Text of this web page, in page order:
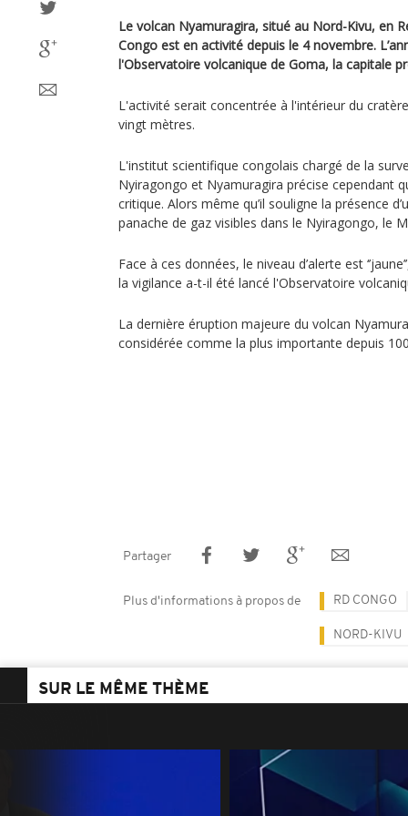
Le volcan Nyamuragira, situé au Nord-Kivu, en
Congo est en activité depuis le 4 novembre.
l'Observatoire volcanique de Goma, la capitale
L'activité serait concentrée à l'intérieur du
vingt mètres.
L'institut scientifique congolais chargé de la
Nyiragongo et Nyamuragira précise cependant
critique. Alors même qu’il souligne la présence
panache de gaz visibles dans le Nyiragongo, le
Face à ces données, le niveau d’alerte est
la vigilance a-t-il été lancé l'Observatoire
La dernière éruption majeure du volcan
considérée comme la plus importante depuis
Partager
Plus d'informations à propos de RD CONGO
NORD-KIVU
SUR LE MÊME THÈME